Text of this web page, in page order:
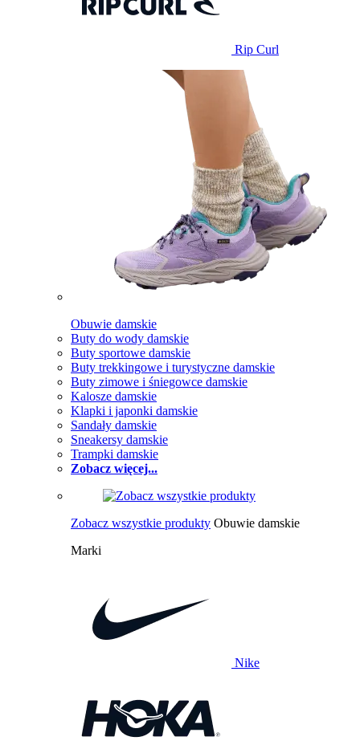
Rip Curl
Obuwie damskie
Buty do wody damskie
Buty sportowe damskie
Buty trekkingowe i turystyczne damskie
Buty zimowe i śniegowce damskie
Kalosze damskie
Klapki i japonki damskie
Sandały damskie
Sneakersy damskie
Trampki damskie
Zobacz więcej...
Zobacz wszystkie produkty Obuwie damskie
Marki
Nike